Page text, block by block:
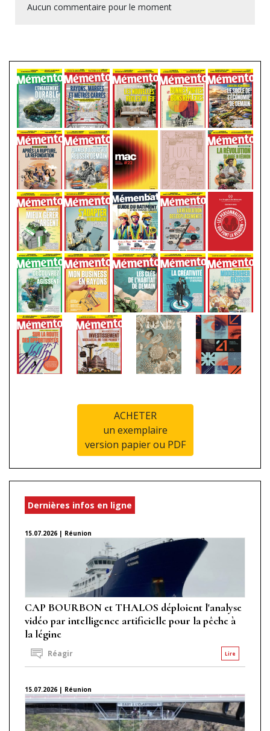
Aucun commentaire pour le moment
ACHETER
un exemplaire
version papier ou PDF
Dernières infos en ligne
15.07.2026 | Réunion
CAP BOURBON et THALOS déploient l'analyse
vidéo par intelligence artificielle pour la pêche à
la légine
Lire
Réagir
15.07.2026 | Réunion